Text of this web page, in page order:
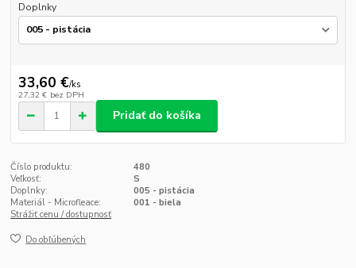
Doplnky
33,60 €/ks
27,32 € bez DPH
Pridať do košíka
Číslo produktu:
480
Veľkosť:
S
Doplnky:
005 - pistácia
Materiál - Microfleace:
001 - biela
Strážiť cenu / dostupnosť
Do obľúbených